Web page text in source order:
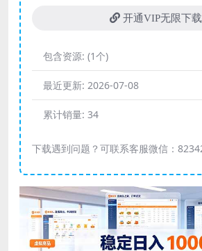
开通VIP无限下载
包含资源: (1个)
最近更新: 2026-07-08
累计销量: 34
下载遇到问题？可联系客服微信：